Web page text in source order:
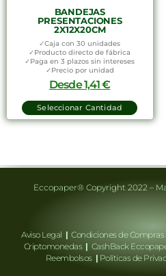
BANDEJAS
PRESENTACIONES
2X12X20CM
✓Caja con 30 unidades
✓Producto directo de fábrica
✓Paga en 3 plazos sin intereses
✓Precio por unidad
Desde1,41€
Seleccionar Cantidad
Eccopaper® Copyright 2022 –
Aviso Legal | Condiciones de Compras
Criptomonedas | CashBack
Reembolsos | Políticas de